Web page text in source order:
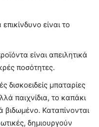
είναι το
είναι απειλητικά
ποσότητες.
δισκοειδείς μπαταρίες
παιχνίδια, το καπάκι
βιδωμένο. Καταπίνονται
δημιουργούν